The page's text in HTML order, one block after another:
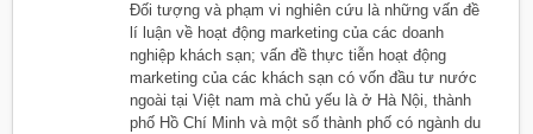
Đối tượng và phạm vi nghiên cứu là những vấn đề
lí luận về hoạt động marketing của các doanh
nghiệp khách sạn; vấn đề thực tiễn hoạt động
marketing của các khách sạn có vốn đầu tư nước
ngoài tại Việt nam mà chủ yếu là ở Hà Nội, thành
phố Hồ Chí Minh và một số thành phố có ngành du